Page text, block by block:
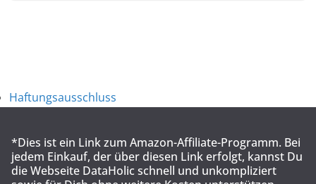
Haftungsausschluss
*Dies ist ein Link zum Amazon-Affiliate-Programm. Bei
jedem Einkauf, der über diesen Link erfolgt, kannst Du
die Webseite DataHolic schnell und unkompliziert